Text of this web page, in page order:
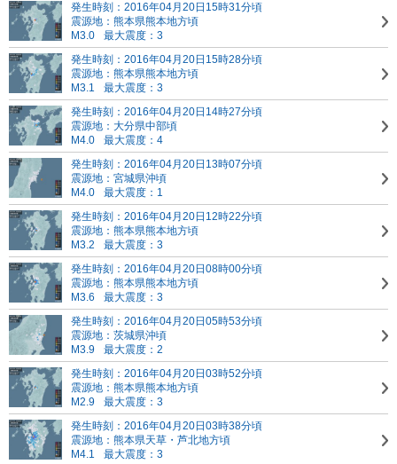
発生時刻：2016年04月20日15時31分頃
震源地：熊本県熊本地方頃
M3.0
最大震度：3
発生時刻：2016年04月20日15時28分頃
震源地：熊本県熊本地方頃
M3.1
最大震度：3
発生時刻：2016年04月20日14時27分頃
震源地：大分県中部頃
M4.0
最大震度：4
発生時刻：2016年04月20日13時07分頃
震源地：宮城県沖頃
M4.0
最大震度：1
発生時刻：2016年04月20日12時22分頃
震源地：熊本県熊本地方頃
M3.2
最大震度：3
発生時刻：2016年04月20日08時00分頃
震源地：熊本県熊本地方頃
M3.6
最大震度：3
発生時刻：2016年04月20日05時53分頃
震源地：茨城県沖頃
M3.9
最大震度：2
発生時刻：2016年04月20日03時52分頃
震源地：熊本県熊本地方頃
M2.9
最大震度：3
発生時刻：2016年04月20日03時38分頃
震源地：熊本県天草・芦北地方頃
M4.1
最大震度：3